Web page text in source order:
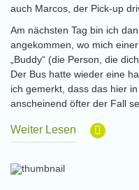
auch Marcos, der Pick-up
Am nächsten Tag bin ich
angekommen, wo mich
„Buddy“ (die Person, die
Der Bus hatte wieder eine
ich gemerkt, dass das hier
anscheinend öfter der Fall
Weiter Lesen